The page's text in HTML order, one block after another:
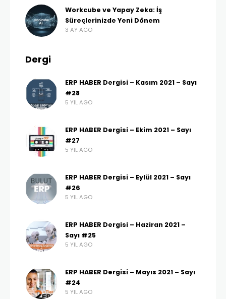
Workcube ve Yapay Zeka: İş
Süreçlerinizde Yeni Dönem
3 AY AGO
Dergi
ERP HABER Dergisi – Kasım 2021 – Sayı
#28
5 YIL AGO
ERP HABER Dergisi – Ekim 2021 – Sayı
#27
5 YIL AGO
ERP HABER Dergisi – Eylül 2021 – Sayı
#26
5 YIL AGO
ERP HABER Dergisi – Haziran 2021 –
Sayı #25
5 YIL AGO
ERP HABER Dergisi – Mayıs 2021 – Sayı
#24
5 YIL AGO